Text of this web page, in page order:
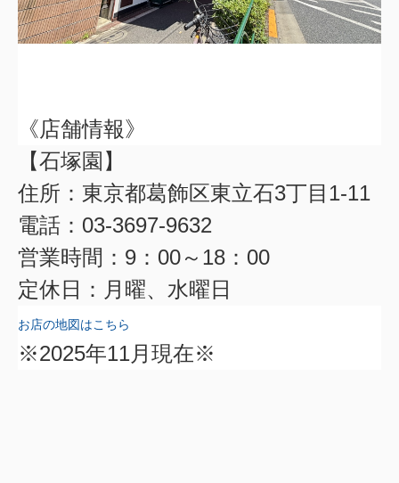
《店舗情報》
【石塚園】
住所：東京都葛飾区東立石3丁目1-11
電話：03-3697-9632
営業時間：9：00～18：00
定休日：月曜、水曜日
お店の地図はこちら
※2025年11月現在※